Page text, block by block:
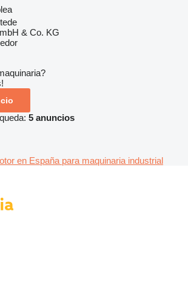
& Co. KG
5 anuncios
en España para maquinaria industrial